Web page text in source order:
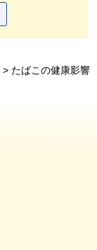
> たばこの健康影響